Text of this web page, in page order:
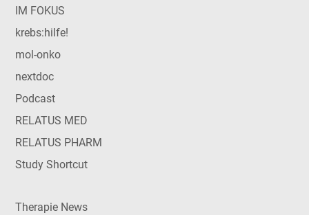
IM FOKUS
krebs:hilfe!
mol-onko
nextdoc
Podcast
RELATUS MED
RELATUS PHARM
Study Shortcut
Therapie News